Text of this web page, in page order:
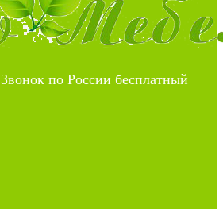
Звонок по России бесплатный